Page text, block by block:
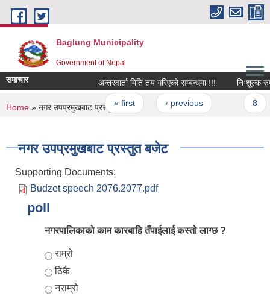
Skip to main content
Baglung Municipality
Government of Nepal
समाचार अन्तरवार्ता मिति तय गरिएको सम्बन्धमा !!!
Pages
« first ‹ previous
You are here
Home » नगर उपप्रमुखबाट प्रस्तुत बजेट
नगर उपप्रमुखबाट प्रस्तुत बजेट
Supporting Documents:
Budzet speech 2076.2077.pdf
poll
नगरपालिकाको काम कारबाहि तँपाईलाई कस्तो लाग्छ ?
Choices
राम्रो
ठिकै
नराम्रो